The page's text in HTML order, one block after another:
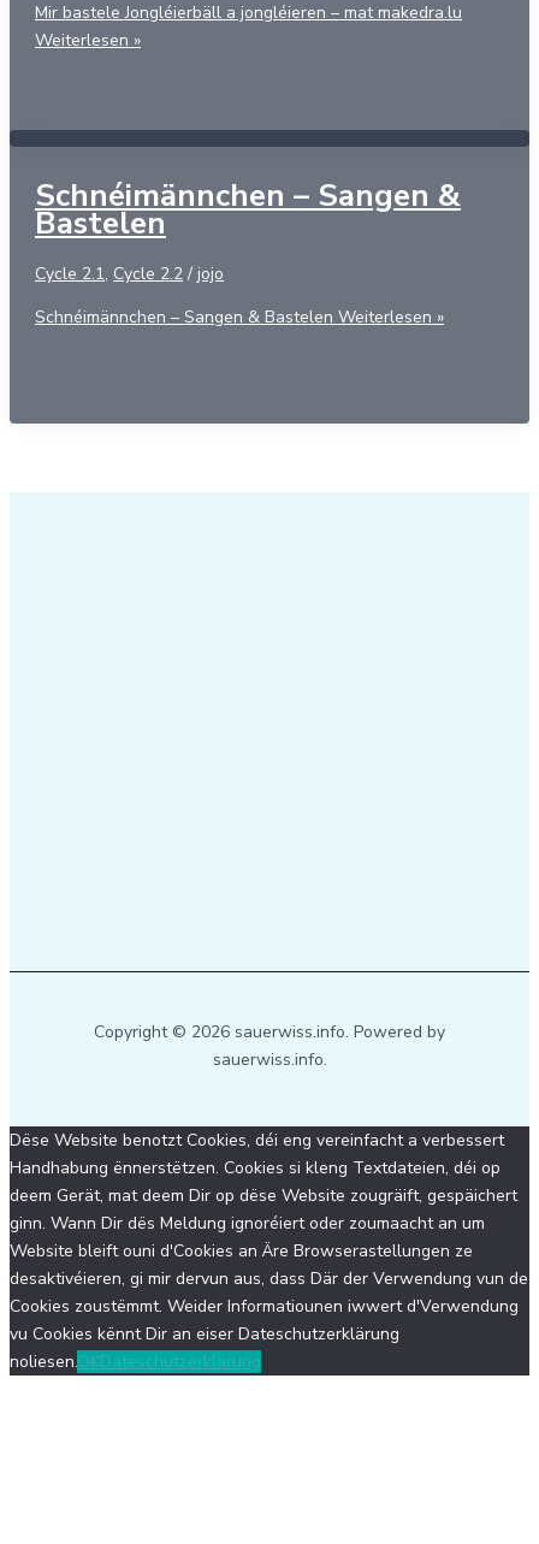
Mir bastele Jongléierbäll a jongléieren – mat makedra.lu
Weiterlesen »
Schnéimännchen – Sangen &
Bastelen
Cycle 2.1, Cycle 2.2 / jojo
Schnéimännchen – Sangen & Bastelen Weiterlesen »
Copyright © 2026 sauerwiss.info. Powered by
sauerwiss.info.
Dëse Website benotzt Cookies, déi eng vereinfacht a verbessert
Handhabung ënnerstëtzen. Cookies si kleng Textdateien, déi op
deem Gerät, mat deem Dir op dëse Website zougräift, gespäichert
ginn. Wann Dir dës Meldung ignoréiert oder zoumaacht an um
Website bleift ouni d'Cookies an Äre Browserastellungen ze
desaktivéieren, gi mir dervun aus, dass Där der Verwendung vun de
Cookies zoustëmmt. Weider Informatiounen iwwert d'Verwendung
vu Cookies kënnt Dir an eiser Dateschutzerklärung
noliesen.OKDateschutzerklärung